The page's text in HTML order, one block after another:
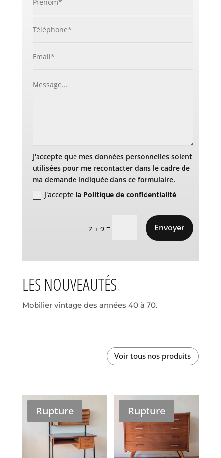
J'accepte que mes données personnelles soient
utilisées pour me recontacter dans le cadre de
ma demande indiquée dans ce formulaire.
J'accepte la Politique de confidentialité
7 + 9 = Envoyer
LES NOUVEAUTÉS
Mobilier vintage des années 40 à 70.
Voir tous nos produits
Rupture Rupture